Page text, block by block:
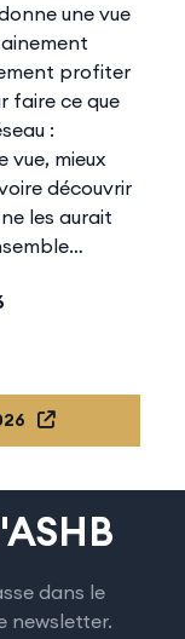
une vue
profiter
faire ce que
:
vue, mieux
découvrir
les aurait
dans le
newsletter.